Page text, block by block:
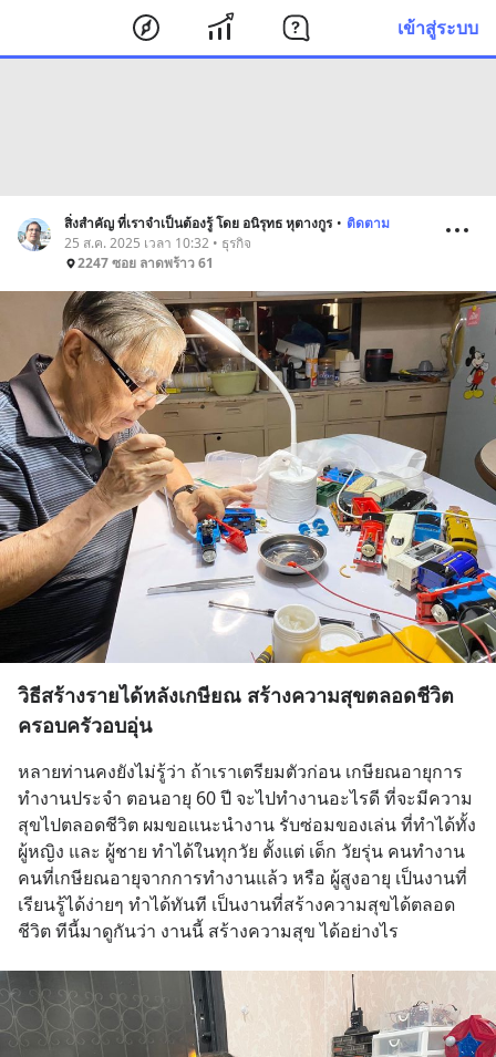
เข้าสู่ระบบ
สิ่งสำคัญ ที่เราจำเป็นต้องรู้ โดย อนิรุทธ หุตางกูร • ติดตาม
25 ส.ค. 2025 เวลา 10:32 • ธุรกิจ
2247 ซอย ลาดพร้าว 61
วิธีสร้างรายได้หลังเกษียณ สร้างความสุขตลอดชีวิต
ครอบครัวอบอุ่น
หลายท่านคงยังไม่รู้ว่า ถ้าเราเตรียมตัวก่อน เกษียณอายุการ
ทำงานประจำ ตอนอายุ 60 ปี จะไปทำงานอะไรดี ที่จะมีความ
สุขไปตลอดชีวิต ผมขอแนะนำงาน รับซ่อมของเล่น ที่ทำได้ทั้ง
ผู้หญิง และ ผู้ชาย ทำได้ในทุกวัย ตั้งแต่ เด็ก วัยรุ่น คนทำงาน
คนที่เกษียณอายุจากการทำงานแล้ว หรือ ผู้สูงอายุ เป็นงานที่
เรียนรู้ได้ง่ายๆ ทำได้ทันที เป็นงานที่สร้างความสุขได้ตลอด
ชีวิต ทีนี้มาดูกันว่า งานนี้ สร้างความสุข ได้อย่างไร